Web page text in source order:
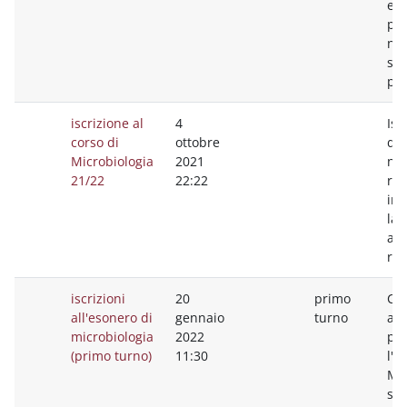
iscrizione al
corso di
Microbiologia
21/22
4
ottobre
2021
22:22
di
la
iscrizioni
all'esonero di
microbiologia
(primo turno)
20
gennaio
2022
11:30
primo
turno
si